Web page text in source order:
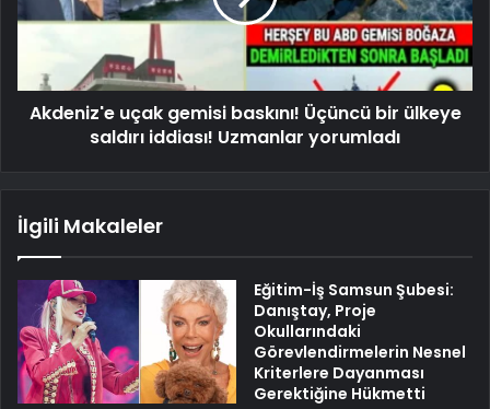
Akdeniz'e uçak gemisi baskını! Üçüncü bir ülkeye
saldırı iddiası! Uzmanlar yorumladı
İlgili Makaleler
Eğitim-İş Samsun Şubesi:
Danıştay, Proje
Okullarındaki
Görevlendirmelerin Nesnel
Kriterlere Dayanması
Gerektiğine Hükmetti